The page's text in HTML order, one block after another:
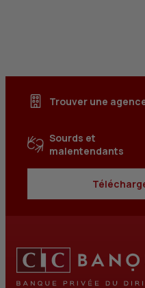
Trouver une
Sourds et
malentendants